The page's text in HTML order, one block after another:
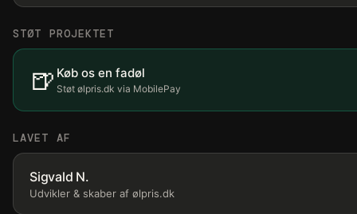
STØT PROJEKTET
🍺 Køb os en fadøl
Støt ølpris.dk via MobilePay
LAVET AF
Sigvald N.
Udvikler & skaber af ølpris.dk